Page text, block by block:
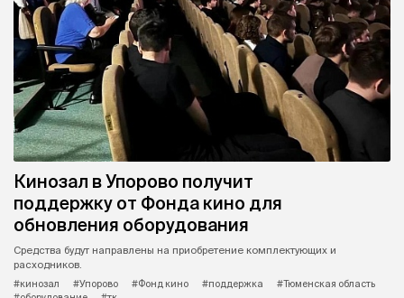
Кинозал в Упорово получит
поддержку от Фонда кино для
обновления оборудования
Средства будут направлены на приобретение комплектующих и
расходников.
#кинозал
#Упорово #Фонд кино #поддержка
#Тюменская область